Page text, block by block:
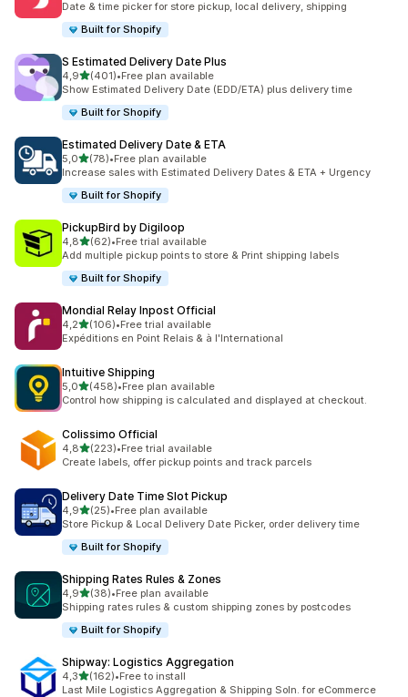
Date & time picker for store pickup, local delivery, shipping
Built for Shopify
S Estimated Delivery Date Plus
4,9de 5 estrelas
(401)
401 total de avaliações
•Free plan available
Show Estimated Delivery Date (EDD/ETA) plus delivery time
Built for Shopify
Estimated Delivery Date & ETA
5,0de 5 estrelas
(78)
78 total de avaliações
•Free plan available
Increase sales with Estimated Delivery Dates & ETA + Urgency
Built for Shopify
PickupBird by Digiloop
4,8de 5 estrelas
(62)
62 total de avaliações
•Free trial available
Add multiple pickup points to store & Print shipping labels
Built for Shopify
Mondial Relay Inpost Official
4,2de 5 estrelas
(106)
106 total de avaliações
•Free trial available
Expéditions en Point Relais & à l'International
Intuitive Shipping
5,0de 5 estrelas
(458)
458 total de avaliações
•Free plan available
Control how shipping is calculated and displayed at checkout.
Colissimo Official
4,8de 5 estrelas
(223)
223 total de avaliações
•Free trial available
Create labels, offer pickup points and track parcels
Delivery Date Time Slot Pickup
4,9de 5 estrelas
(25)
25 total de avaliações
•Free plan available
Store Pickup & Local Delivery Date Picker, order delivery time
Built for Shopify
Shipping Rates Rules & Zones
4,9de 5 estrelas
(38)
38 total de avaliações
•Free plan available
Shipping rates rules & custom shipping zones by postcodes
Built for Shopify
Shipway: Logistics Aggregation
4,3de 5 estrelas
(162)
162 total de avaliações
•Free to install
Last Mile Logistics Aggregation & Shipping Soln. for eCommerce